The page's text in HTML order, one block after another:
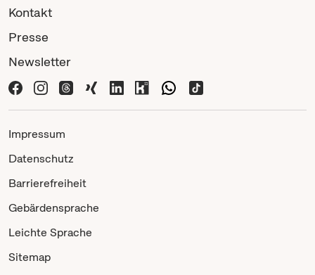
Kontakt
Presse
Newsletter
Impressum
Datenschutz
Barrierefreiheit
Gebärdensprache
Leichte Sprache
Sitemap